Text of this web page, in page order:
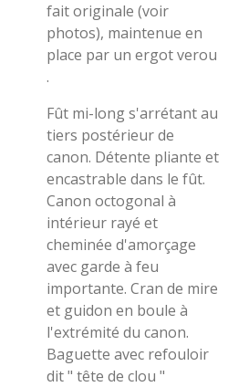
fait originale (voir
photos), maintenue en
place par un ergot verou
.
Fût mi-long s'arrétant au
tiers postérieur de
canon. Détente pliante et
encastrable dans le fût.
Canon octogonal à
intérieur rayé et
cheminée d'amorçage
avec garde à feu
importante. Cran de mire
et guidon en boule à
l'extrémité du canon.
Baguette avec refouloir
dit " tête de clou "